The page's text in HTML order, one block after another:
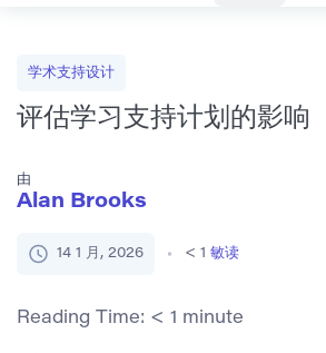
学术支持设计
评估学习支持计划的影响
由
Alan Brooks
14 1 月, 2026 < 1 敏读
Reading Time: < 1 minute